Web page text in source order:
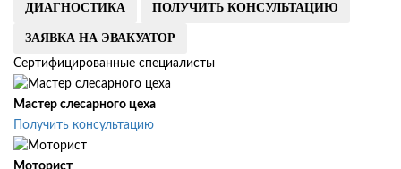
ДИАГНОСТИКА ПОЛУЧИТЬ КОНСУЛЬТАЦИЮ
ЗАЯВКА НА ЭВАКУАТОР
Сертифицированные специалисты
Мастер слесарного цеха
Получить консультацию
Моторист